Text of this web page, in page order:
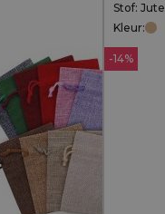
Stof: Jute
Kleur:
-14%